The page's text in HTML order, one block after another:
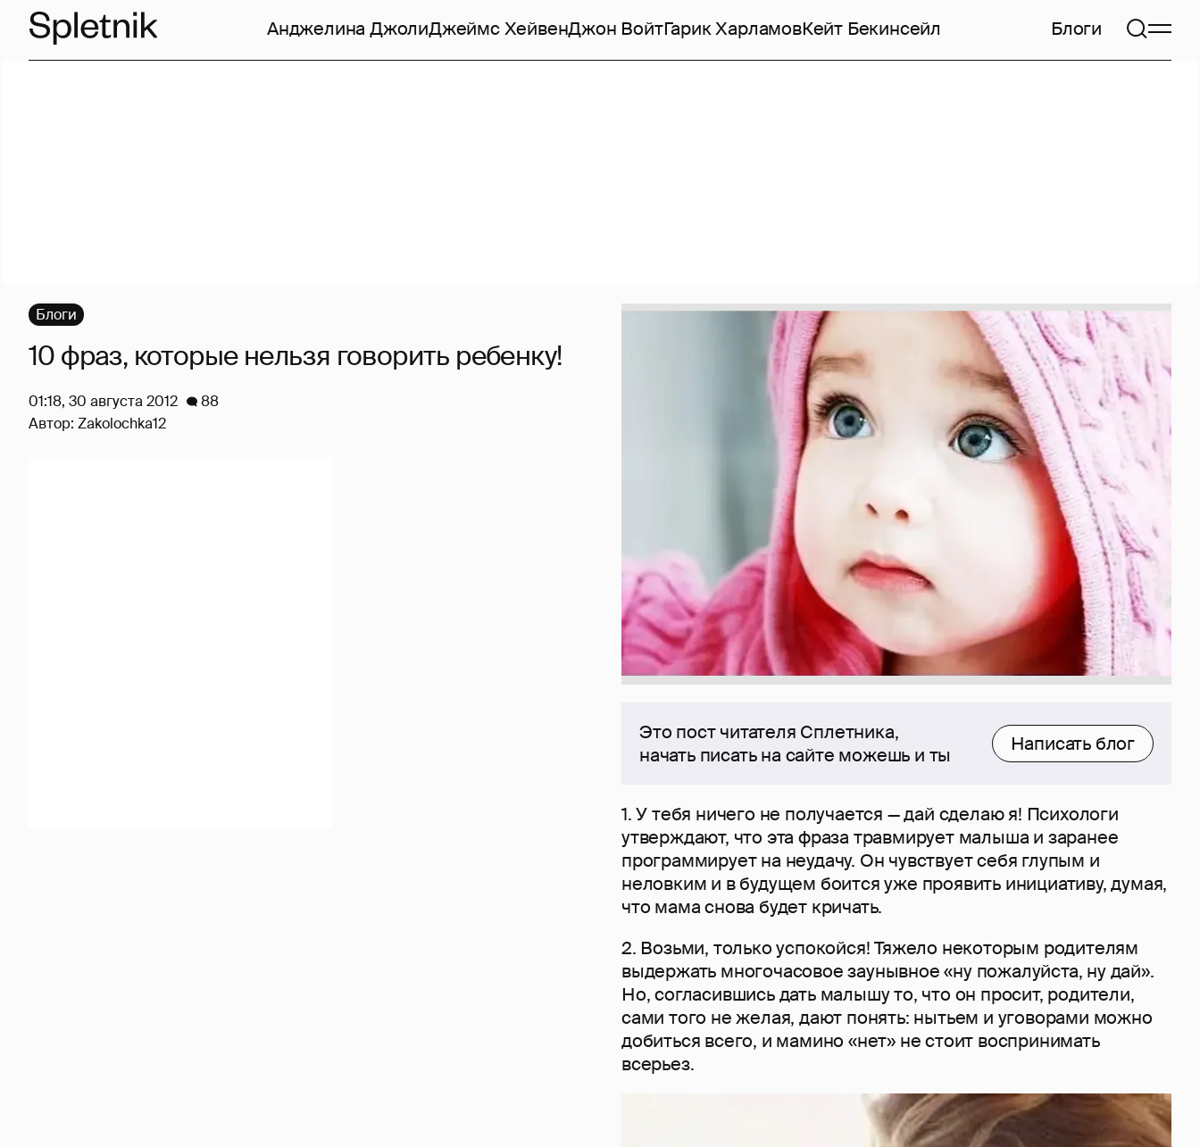
Анджелина ДжолиДжеймс ХейвенДжон ВойтГарик ХарламовКейт Бекинсейл Блоги
Это пост читателя Сплетника,
начать писать на сайте можешь и ты
Написать блог
1. У тебя ничего не получается — дай сделаю я! Психологи
утверждают, что эта фраза травмирует малыша и заранее
программирует на неудачу. Он чувствует себя глупым и
неловким и в будущем боится уже проявить инициативу, думая,
что мама снова будет кричать.
2. Возьми, только успокойся! Тяжело некоторым родителям
выдержать многочасовое заунывное «ну пожалуйста, ну дай».
Но, согласившись дать малышу то, что он просит, родители,
сами того не желая, дают понять: нытьем и уговорами можно
добиться всего, и мамино «нет» не стоит воспринимать
всерьез.
Блоги
10 фраз, которые нельзя говорить ребенку!
01:18, 30 августа 2012
88
Автор: Zakolochka12